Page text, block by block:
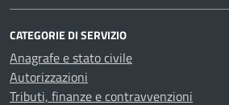
CATEGORIE DI SERVIZIO
Anagrafe e stato civile
Autorizzazioni
Tributi, finanze e contravvenzioni